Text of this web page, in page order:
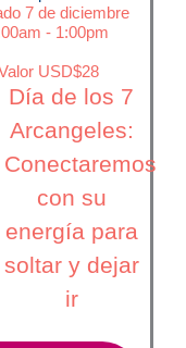
7 de diciembre
- 1:00pm
USD$28
Día de los 7
Arcangeles:
Conectaremos
con su
energía para
soltar y dejar
ir